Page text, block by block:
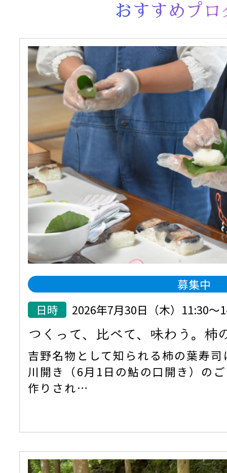
おすすめプロ
募集中
日時
2026年7月30日（木）11:30
つくって、比べて、味わう。柿
吉野名物として知られる柿の葉寿
川開き（6月1日の鮎の口開き）の
作りされ…